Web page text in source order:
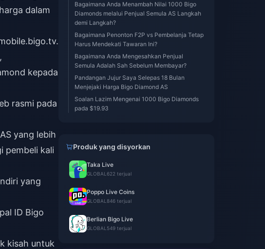
dalam
,
kepada
rasmi pada
yang lebih
pembeli kali
yang
ID Bigo
kisah untuk
Bagaimana Anda Menambah Nilai 1000 Bigo
Diamonds melalui Penjual Semula AS Langkah
demi Langkah?
Bagaimana Penonton F2P vs Pembelanja Tetap
Harus Mendekati Tawaran Ini?
Bagaimana Anda Mengesahkan Penjual
Semula Adalah Sah Sebelum Membayar?
Pandangan Jujur Saya Selepas 18 Bulan
Menjejaki Harga Bigo Diamond AS
Soalan Lazim Mengenai 1000 Bigo Diamonds
pada $19.93
Produk yang disyorkan
Taka Live
GLOBAL 622 terjual
Poppo Live Coins
GLOBAL 846 terjual
Berlian Bigo Live
GLOBAL 549 terjual